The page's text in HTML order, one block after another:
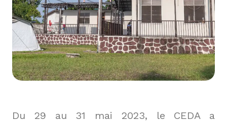
Du 29 au 31 mai 2023, le CEDA a